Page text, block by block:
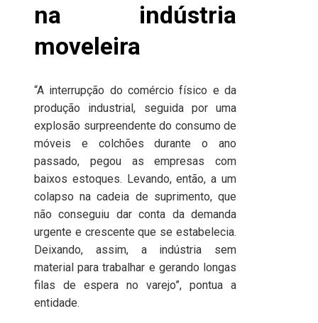
na indústria
moveleira
“A interrupção do comércio físico e da
produção industrial, seguida por uma
explosão surpreendente do consumo de
móveis e colchões durante o ano
passado, pegou as empresas com
baixos estoques. Levando, então, a um
colapso na cadeia de suprimento, que
não conseguiu dar conta da demanda
urgente e crescente que se estabelecia.
Deixando, assim, a indústria sem
material para trabalhar e gerando longas
filas de espera no varejo”, pontua a
entidade.